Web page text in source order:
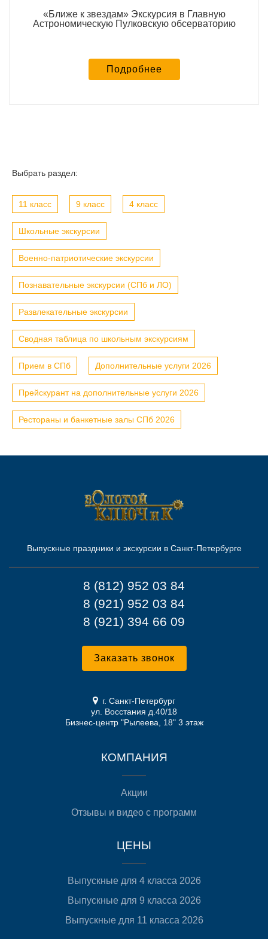
«Ближе к звездам» Экскурсия в Главную
Астрономическую Пулковскую обсерваторию
Подробнее
Выбрать раздел:
11 класс 9 класс 4 класс
Школьные экскурсии
Военно-патриотические экскурсии
Познавательные экскурсии (СПб и ЛО)
Развлекательные экскурсии
Сводная таблица по школьным экскурсиям
Прием в СПб Дополнительные услуги 2026
Прейскурант на дополнительные услуги 2026
Рестораны и банкетные залы СПб 2026
Выпускные праздники и экскурсии в Санкт-Петербурге
8 (812) 952 03 84
8 (921) 952 03 84
8 (921) 394 66 09
Заказать звонок
г. Санкт-Петербург
ул. Восстания д.40/18
Бизнес-центр "Рылеева, 18" 3 этаж
КОМПАНИЯ
Акции
Отзывы и видео с программ
ЦЕНЫ
Выпускные для 4 класса 2026
Выпускные для 9 класса 2026
Выпускные для 11 класса 2026